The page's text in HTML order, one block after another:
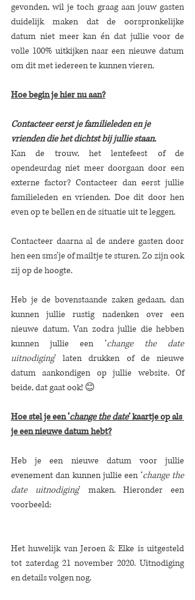
gevonden, wil je toch graag aan jouw gasten
duidelijk maken dat de oorspronkelijke
datum niet meer kan én dat jullie voor de
volle 100% uitkijken naar een nieuwe datum
om dit met iedereen te kunnen vieren.
Hoe begin je hier nu aan?
Contacteer eerst je familieleden en je
vrienden die het dichtst bij jullie staan.
Kan de trouw, het lentefeest of de
opendeurdag niet meer doorgaan door een
externe factor? Contacteer dan eerst jullie
familieleden en vrienden. Doe dit door hen
even op te bellen en de situatie uit te leggen.
Contacteer daarna al de andere gasten door
hen een sms’je of mailtje te sturen. Zo zijn ook
zij op de hoogte.
Heb je de bovenstaande zaken gedaan, dan
kunnen jullie rustig nadenken over een
nieuwe datum. Van zodra jullie die hebben
kunnen jullie een ‘change the date
uitnodiging’ laten drukken of de nieuwe
datum aankondigen op jullie website. Of
beide, dat gaat ook! 😊
Hoe stel je een ‘change the date’ kaartje op als
je een nieuwe datum hebt?
Heb je een nieuwe datum voor jullie
evenement dan kunnen jullie een ‘change the
date uitnodiging’ maken. Hieronder een
voorbeeld:
Het huwelijk van Jeroen & Elke is uitgesteld
tot zaterdag 21 november 2020. Uitnodiging
en details volgen nog.